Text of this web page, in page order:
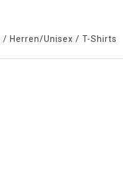
/ Herren/Unisex / T-Shirts